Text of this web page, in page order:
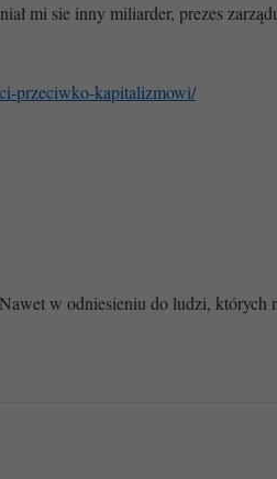
mi sie inny miliarder, prezes
przeciwko-kapitalizmowi/
w odniesieniu do ludzi, których